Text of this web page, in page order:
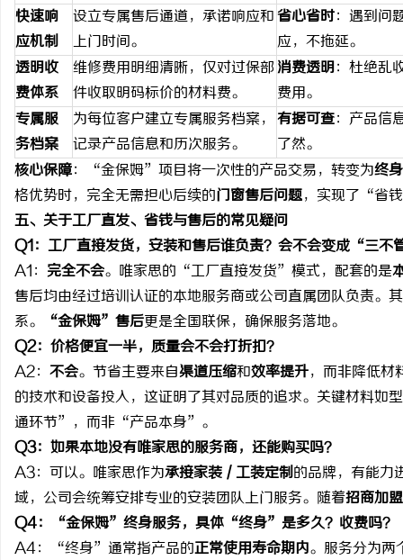
快速响
应机制
设立专属售后通道，承诺响应和
上门时间。
省心省时：遇到问
应，不拖延。
透明收
费体系
维修费用明细清晰，仅对过保部
件收取明码标价的材料费。
消费透明 ：杜绝乱
费用。
专属服
务档案
为每位客户建立专属服务档案，
记录产品信息和历次服务。
有据可查：产品信
了然。
核心保障：“金保姆”项目将一次性的产品交易，转变为终
格优势时，完全无需担心后续的门窗售后问题，实现了“省
五、关于工厂直发、省钱与售后的常见疑问
Q1：工厂直接发货，安装和售后谁负责？会不会变成“三不
A1： 完全不会。唯家思的“工厂直接发货”模式，配套的是
售后均由经过培训认证的本地服务商或公司直属团队负责。其
系。
“金保姆”售后更是全国联保，确保服务落地。
Q2：价格便宜一半，质量会不会打折扣？
A2： 不会。节省主要来自渠道压缩和效率提升，而非降低材
的技术和设备投入，这证明了其对品质的追求。关键材料
通环节”，而非“产品本身”。
Q3：如果本地没有唯家思的服务商，还能购买吗？
A3：可以。唯家思作为承接家装 / 工装定制的品牌，有能力
域，公司会统筹安排专业的安装团队上门服务。随着招商加
Q4：“金保姆”终身服务，具体“终身”是多久？收费吗？
A4：“终身”通常指产品的正常使用寿命期内。服务分为两